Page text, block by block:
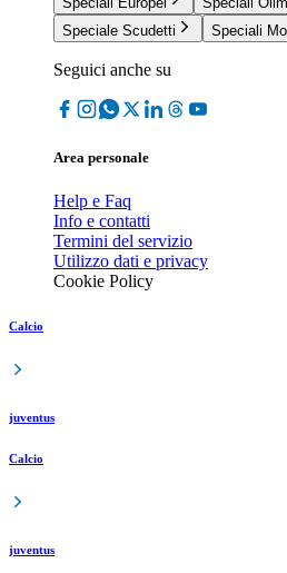
Speciale Scudetti
Speciali
Seguici anche su
Area personale
Help e Faq
Info e contatti
Termini del servizio
Utilizzo dati e privacy
Cookie Policy
Calcio
juventus
Calcio
juventus